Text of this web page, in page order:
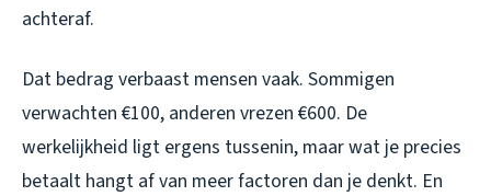
achteraf.
Dat bedrag verbaast mensen vaak. Sommigen
verwachten €100, anderen vrezen €600. De
werkelijkheid ligt ergens tussenin, maar wat je precies
betaalt hangt af van meer factoren dan je denkt. En